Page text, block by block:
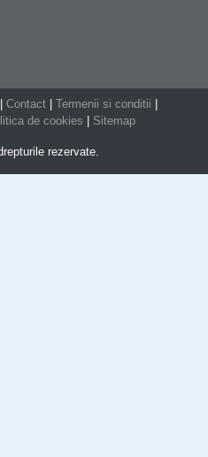
Contact Termenii si conditii
de cookies Sitemap
rezervate.